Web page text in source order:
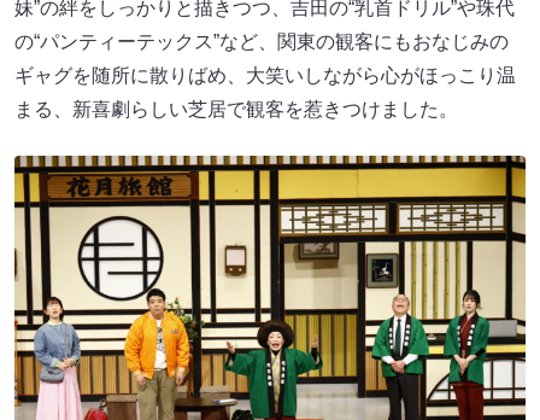
妹”の絆をしっかりと描きつつ、吉田の“乳首ドリル”や珠代
の“パンティーテックス”など、関東の観客にもおなじみの
ギャグを随所に散りばめ、大笑いしながら心がほっこり温
まる、新喜劇らしい芝居で観客を惹きつけました。